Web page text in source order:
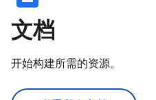
文档
开始构建所需的资源。